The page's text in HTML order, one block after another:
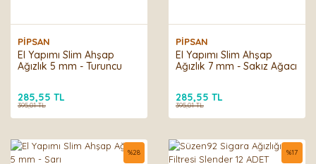
PİPSAN
El Yapımı Slim Ahşap
Ağızlık 5 mm - Turuncu
285,55 TL
395,01 TL
PİPSAN
El Yapımı Slim Ahşap
Ağızlık 7 mm - Sakız Ağacı
285,55 TL
395,01 TL
%28 %17